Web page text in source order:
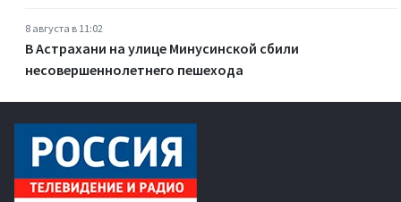
8 августа в 11:02
В Астрахани на улице Минусинской сбили
несовершеннолетнего пешехода